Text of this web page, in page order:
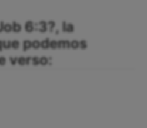
6:3?, la
podemos
verso: